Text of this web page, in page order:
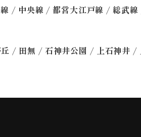
/ 中央線 / 都営大江戸線 / 総武線
/ 田無 / 石神井公園 / 上石神井 /